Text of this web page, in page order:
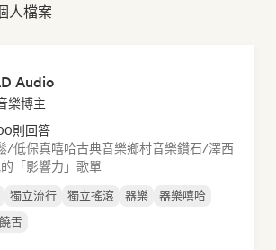
人檔案
Audio
樂博主
則回答
/低保真嘻哈古典音樂鄉村音樂鑽石/澤西
「影響力」歌單
獨立流行 獨立搖滾 器樂
器樂嘻哈
舌